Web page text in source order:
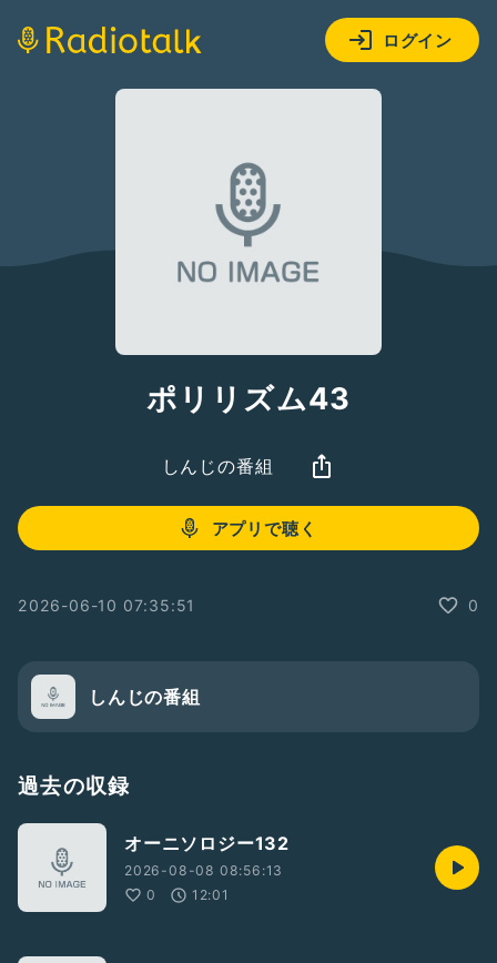
ログイン
ポリリズム43
しんじの番組
アプリで聴く
2026-06-10 07:35:51 0
しんじの番組
過去の収録
オーニソロジー132
2026-08-08 08:56:13
0
12:01